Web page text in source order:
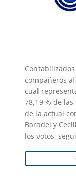
compañeros
cual
78,19 % de las
de la actual
Baradel y
los votos,